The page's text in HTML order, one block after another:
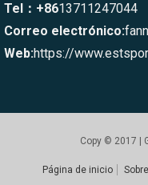
Tel：+8613711247044
Correo electrónico:
Web:https://
Copy © 2017 |
Página de inicio